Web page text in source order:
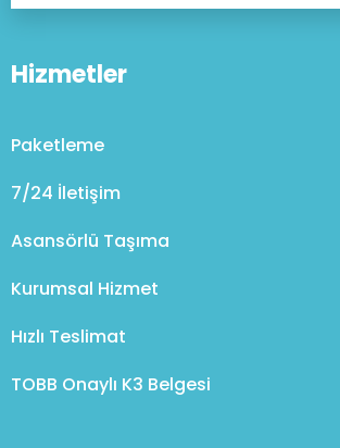
Hizmetler
Paketleme
7/24 İletişim
Asansörlü Taşıma
Kurumsal Hizmet
Hızlı Teslimat
TOBB Onaylı K3 Belgesi